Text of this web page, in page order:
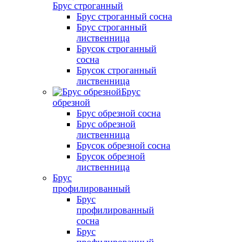
Брус строганный
Брус строганный сосна
Брус строганный
лиственница
Брусок строганный
сосна
Брусок строганный
лиственница
Брус
обрезной
Брус обрезной сосна
Брус обрезной
лиственница
Брусок обрезной сосна
Брусок обрезной
лиственница
Брус
профилированный
Брус
профилированный
сосна
Брус